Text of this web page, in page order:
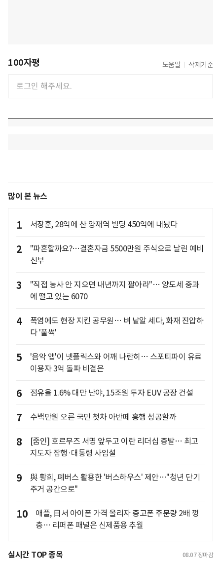
100자평 도움말 삭제기준
많이 본 뉴스
1 서장훈, 28억에 산 양재역 빌딩 450억에 내놨다
2
"파혼할까요?…결혼자금 5500만원 주식으로 날린 예비
신부
3
"직접 농사 안 지으면 내년까지 팔아라"… 양도세 중과
에 떨고 있는 6070
4
폭염에도 현장 지킨 공무원… 벼 낱알 세다, 화재 진압하
다 '풀썩'
5
'음악 앱'이 넷플릭스와 어깨 나란히… 스포티파이 유료
이용자 3억 돌파 비결은
6 점유율 1.6% 대만 난야, 15조원 투자 EUV 공장 건설
7 수백만원 오른 국민 첫차 아반떼 흥행 성공할까
8
[줌인] 호르무즈 서명 앞두고 이란 리더십 증발… 최고
지도자 잠행·대통령 사임설
9
與 황희, 폐버스 활용한 '버스하우스' 제안…"청년 단기
주거 공간으로"
10
애플, 日서 아이폰 가격 올리자 중고폰 주문량 2배 껑
충… 리퍼폰 패널은 신제품용 추월
실시간 TOP 종목 08.07 장마감